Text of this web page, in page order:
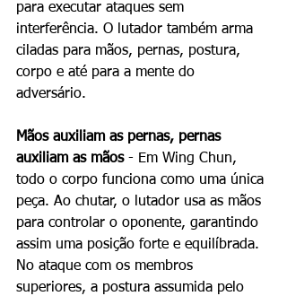
para executar ataques sem
interferência. O lutador também arma
ciladas para mãos, pernas, postura,
corpo e até para a mente do
adversário.
Mãos auxiliam as pernas, pernas
auxiliam as mãos - Em Wing Chun,
todo o corpo funciona como uma única
peça. Ao chutar, o lutador usa as mãos
para controlar o oponente, garantindo
assim uma posição forte e equilíbrada.
No ataque com os membros
superiores, a postura assumida pelo